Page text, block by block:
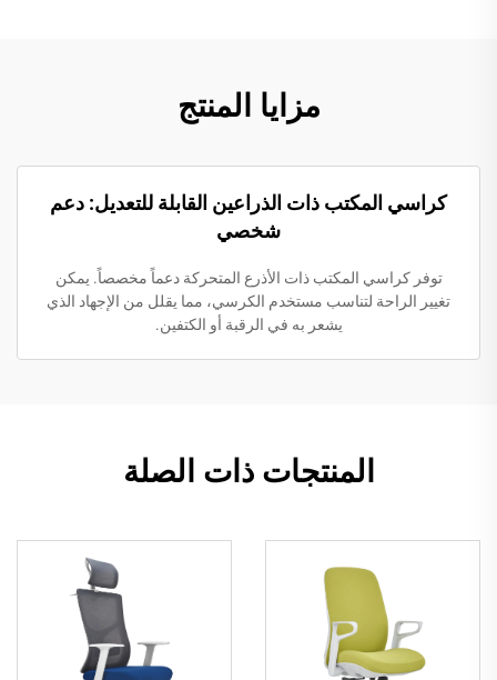
مزايا المنتج
كراسي المكتب ذات الذراعين القابلة للتعديل: دعم
شخصي
توفر كراسي المكتب ذات الأذرع المتحركة دعماً مخصصاً. يمكن
تغيير الراحة لتناسب مستخدم الكرسي، مما يقلل من الإجهاد الذي
يشعر به في الرقبة أو الكتفين.
المنتجات ذات الصلة